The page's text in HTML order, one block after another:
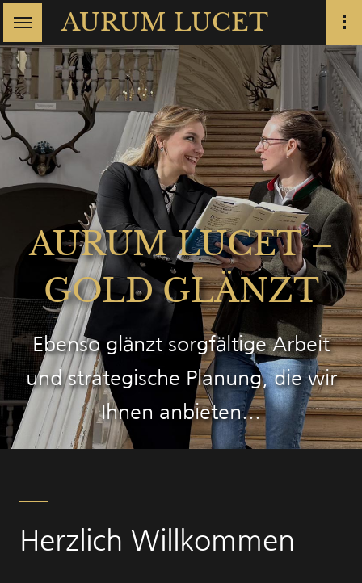
AURUM LUCET
AURUM LUCET –
GOLD GLÄNZT
Ebenso glänzt sorgfältige Arbeit
und strategische Planung, die wir
Ihnen anbieten...
Herzlich Willkommen